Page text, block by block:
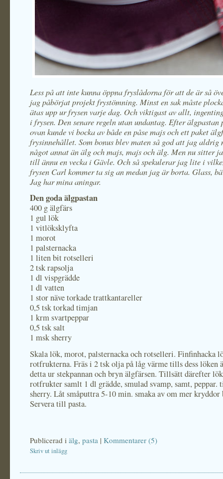
Less på att inte kunna öppna fryslådorna för att de är så
jag påbörjat projekt frystömning. Minst en sak måste
ätas upp ur frysen varje dag. Och viktigast av allt,
i frysen. Den senare regeln utan undantag. Efter älgpastan
ovan kunde vi bocka av både en påse majs och ett paket
frysinnehållet. Som bonus blev maten så god att jag
något annat än älg och majs, majs och älg. Men nu sitter
till ännu en vecka i Gävle. Och så spekulerar jag lite i
frysen Carl kommer ta sig an medan jag är borta. Glass,
Jag har mina aningar.
Den goda älgpastan
400 g älgfärs
1 gul lök
1 vitlöksklyfta
1 morot
1 palsternacka
1 liten bit rotselleri
2 tsk rapsolja
1 dl vispgrädde
1 dl vatten
1 stor näve torkade trattkantareller
0,5 tsk torkad timjan
1 krm svartpeppar
0,5 tsk salt
1 msk sherry
Skala lök, morot, palsternacka och rotselleri. Finfinhacka
rotfrukterna. Fräs i 2 tsk olja på låg värme tills dess löken
detta ur stekpannan och bryn älgfärsen. Tillsätt därefter
rotfrukter samlt 1 dl grädde, smulad svamp, samt, peppar.
sherry. Låt småputtra 5-10 min. smaka av om mer kryddor
Servera till pasta.
Publicerad i älg, pasta | Kommentarer (5)
Skriv ut inlägg